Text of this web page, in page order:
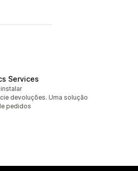
Services
devoluções. Uma solução
pedidos